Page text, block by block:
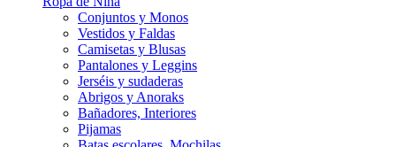
Conjuntos y Monos
Vestidos y Faldas
Camisetas y Blusas
Pantalones y Leggins
Jerséis y sudaderas
Abrigos y Anoraks
Bañadores, Interiores
Pijamas